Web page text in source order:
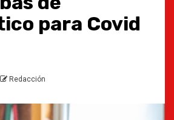
para Covid
Redacción